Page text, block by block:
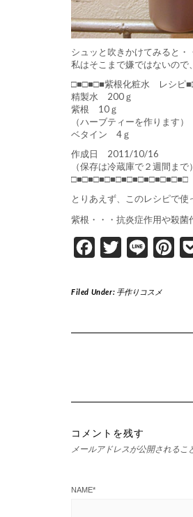
シュッと吹きかけてみると・
私はそこまで嫌ではないので
□■□■□■紫根化粧水 レシピ
精製水 200ｇ
紫根 10ｇ
（ハーブティーを作ります）
ベタイン 4ｇ
作成日 2011/10/16
（保存は冷蔵庫で２週間まで）
□■□■□■□■□■□■□■□■□■□■□
とりあえず、このレシピで
紫根・・・ 抗炎症作用や殺菌
FacebookTwitterLine
Filed Under: 手作りコスメ
コメントを残す
メールアドレスが公開されるこ
NAME*